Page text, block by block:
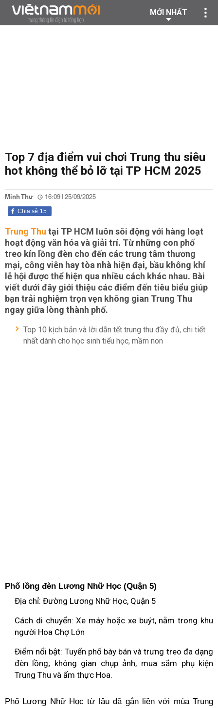
MỚI NHẤT
Top 7 địa điểm vui chơi Trung thu siêu
hot không thể bỏ lỡ tại TP HCM 2025
Minh Thư 16:09 | 25/09/2025
15
Chia sẻ
Trung Thu tại TP HCM luôn sôi động với hàng loạt
hoạt động văn hóa và giải trí. Từ những con phố
treo kín lồng đèn cho đến các trung tâm thương
mại, công viên hay tòa nhà hiện đại, bầu không khí
lễ hội được thể hiện qua nhiều cách khác nhau. Bài
viết dưới đây giới thiệu các điểm đến tiêu biểu giúp
bạn trải nghiệm trọn vẹn không gian Trung Thu
ngay giữa lòng thành phố.
Top 10 kịch bản và lời dẫn tết trung thu đầy đủ, chi tiết
nhất dành cho học sinh tiểu học, mầm non
Phố lồng đèn Lương Nhữ Học (Quận 5)
Địa chỉ: Đường Lương Nhữ Học, Quận 5
Cách di chuyển: Xe máy hoặc xe buýt, nằm trong khu
người Hoa Chợ Lớn
Điểm nổi bật: Tuyến phố bày bán và trưng treo đa dạng
đèn lồng; không gian chụp ảnh, mua sắm phụ kiện
Trung Thu và ẩm thực Hoa.
Phố Lương Nhữ Học từ lâu đã gắn liền với mùa Trung